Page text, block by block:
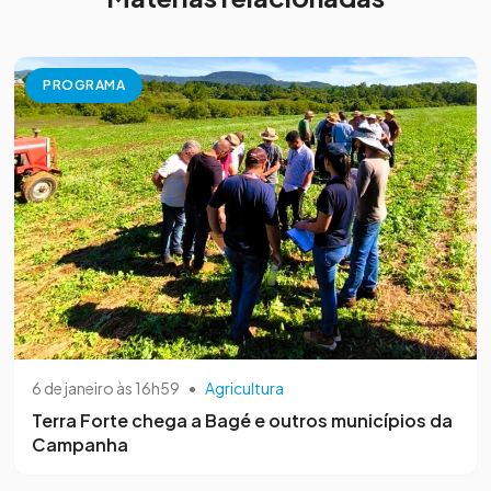
PROGRAMA
6 de janeiro às 16h59 • Agricultura
Terra Forte chega a Bagé e outros municípios da
Campanha